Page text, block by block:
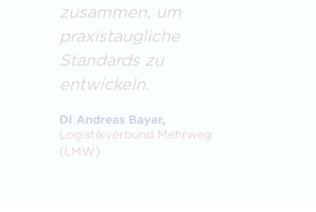
zusammen, um
praxistaugliche
Standards zu
entwickeln.
DI Andreas Bayer,
Logistikverbund Mehrweg
(LMW)